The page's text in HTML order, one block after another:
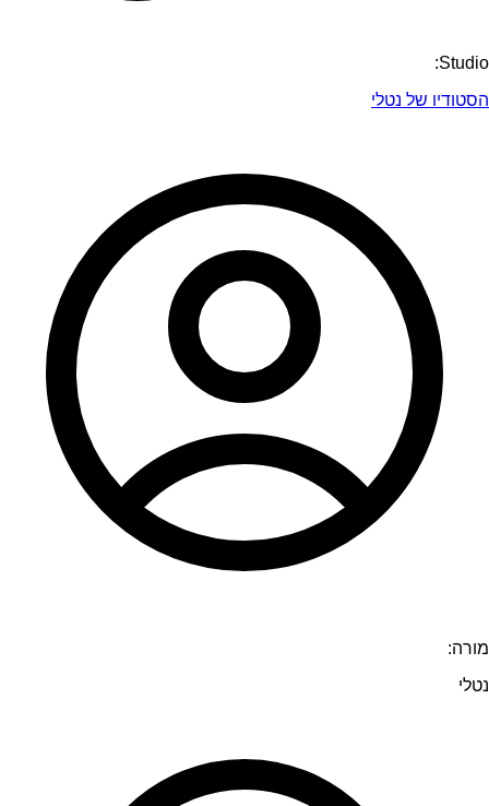
Studio:
הסטודיו של נטלי
מורה:
נטלי